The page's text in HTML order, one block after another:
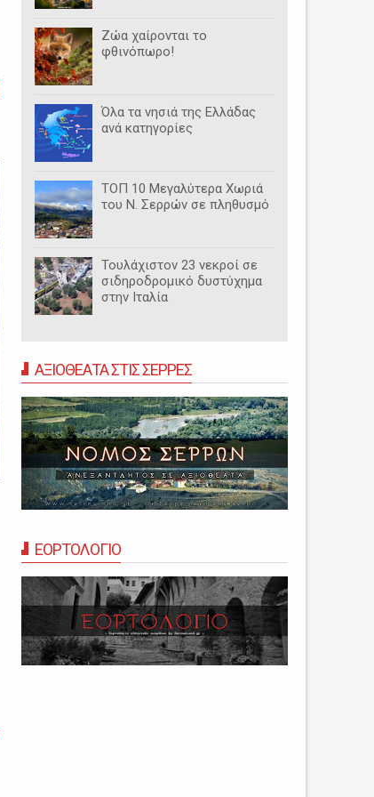
Ζώα χαίρονται το
φθινόπωρο!
Όλα τα νησιά της Ελλάδας
ανά κατηγορίες
ΤΟΠ 10 Μεγαλύτερα Χωριά
του Ν. Σερρών σε πληθυσμό
Τουλάχιστον 23 νεκροί σε
σιδηροδρομικό δυστύχημα
στην Ιταλία
ΑΞΙΟΘΕΑΤΑ ΣΤΙΣ ΣΕΡΡΕΣ
ΕΟΡΤΟΛΟΓΙΟ